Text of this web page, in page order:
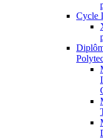
Cycle